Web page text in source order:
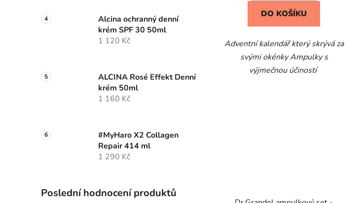
Alcina ochranný denní
krém SPF 30 50ml
1 120 Kč
ALCINA Rosé Effekt Denní
krém 50ml
1 160 Kč
#MyHaro X2 Collagen
Repair 414 ml
1 290 Kč
Poslední hodnocení produktů
DO KOŠÍKU
Adventní kalendář který skrývá za
svými okénky Ampulky s
výjmečnou účiností